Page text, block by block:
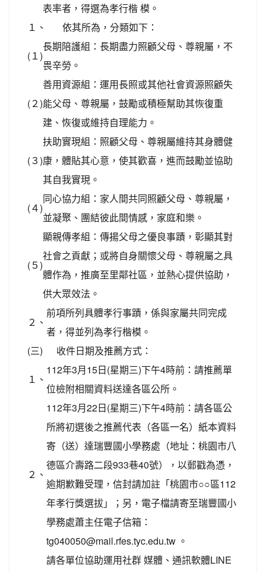
表率者，得選為孝行楷 模。
１、
依其所為，分類如下：
(１)
長期陪護組：長期盡力照顧父母、尊親屬，不
畏辛勞。
(２)
善用資源組：運用長照或其他社會資源照顧失
能父母、尊親屬，鼓勵或積極幫助其恢復重
建、恢復或維持自理能力。
(３)
扶助實現組：照顧父母、尊親屬維持其身體健
康，體貼其心意，使其歡喜，進而鼓勵並協助
其自我實現。
(４)
同心協力組：家人間共同照顧父母、尊親屬，
並凝聚、團結彼此間情感，家庭和樂。
(５)
顯親傳孝組：傳揚父母之優良事蹟，彰顯其對
社會之貢獻；或將自身關懷父母、尊親屬之具
體作為，推廣至里鄰社區，並熱心提供協助，
供大眾效法。
２、
前項所列具體孝行事蹟，係與家屬共同完成
者，得並列為孝行楷模。
(三)
收件日期及推薦方式：
１、
112年3月15日(星期三)下午4時前：請推薦單
位檢附相關資料送達各區公所。
２、
112年3月22日(星期三)下午4時前：請各區公
所將初選後之推薦代表（各區一名）紙本資料
寄（送）達瑞豐國小學務處（地址：桃園市八
德區介壽路二段933巷40號），以郵戳為憑，
逾期歉難受理，信封請加註「桃園市○○區112
年孝行獎選拔」；另，電子檔請寄至瑞豐國小
學務處蕭主任電子信箱：
tg040050@mail.rfes.tyc.edu.tw 。
請各單位協助運用社群 媒體、通訊軟體LINE